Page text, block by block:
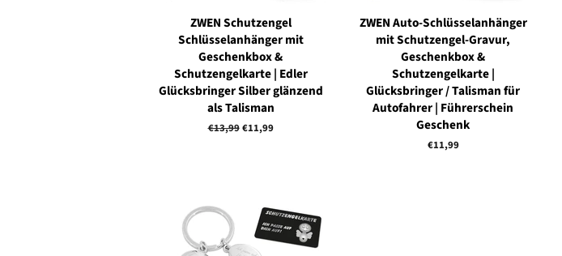
ZWEN Schutzengel
Schlüsselanhänger mit
Geschenkbox &
Schutzengelkarte | Edler
Glücksbringer Silber glänzend
als Talisman
Normaler
€13,99Sonderpreis
€11,99
ZWEN Auto-Schlüsselanhänger
mit Schutzengel-Gravur,
Geschenkbox &
Schutzengelkarte |
Glücksbringer / Talisman für
Autofahrer | Führerschein
Geschenk
Normaler
€11,99